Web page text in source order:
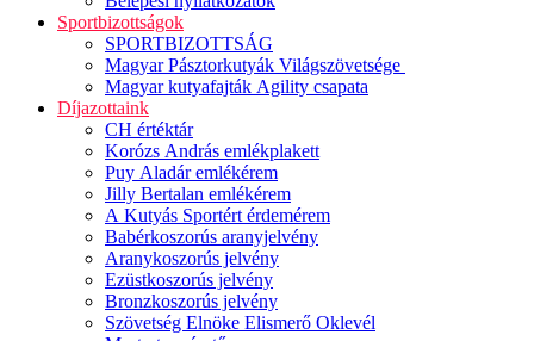
Sportbizottságok
SPORTBIZOTTSÁG
Magyar Pásztorkutyák Világszövetsége
Magyar kutyafajták Agility csapata
Díjazottaink
CH értéktár
Korózs András emlékplakett
Puy Aladár emlékérem
Jilly Bertalan emlékérem
A Kutyás Sportért érdemérem
Babérkoszorús aranyjelvény
Aranykoszorús jelvény
Ezüstkoszorús jelvény
Bronzkoszorús jelvény
Szövetség Elnöke Elismerő Oklevél